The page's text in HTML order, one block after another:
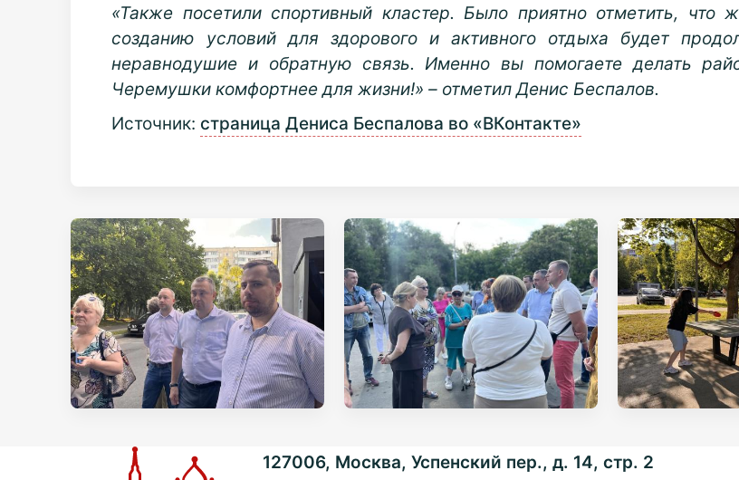
«Также посетили спортивный кластер. Было приятно отметить, что
созданию условий для здорового и активного отдыха будет
неравнодушие и обратную связь. Именно вы помогаете делать
Черемушки комфортнее для жизни!» – отметил Денис Беспалов.
Источник: страница Дениса Беспалова во «ВКонтакте»
127006, Москва, Успенский пер., д. 14, стр. 2